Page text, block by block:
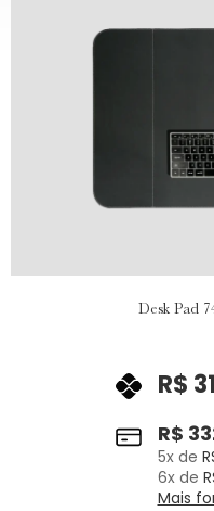
Desk Pad
R$
5x de
6x de
Mais
R$